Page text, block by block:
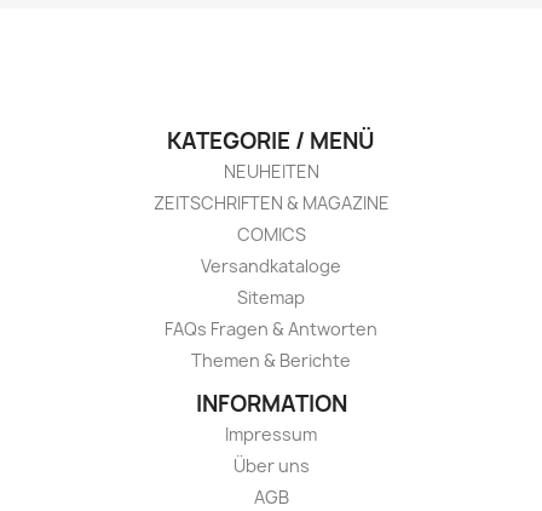
KATEGORIE / MENÜ
NEUHEITEN
ZEITSCHRIFTEN & MAGAZINE
COMICS
Versandkataloge
Sitemap
FAQs Fragen & Antworten
Themen & Berichte
INFORMATION
Impressum
Über uns
AGB